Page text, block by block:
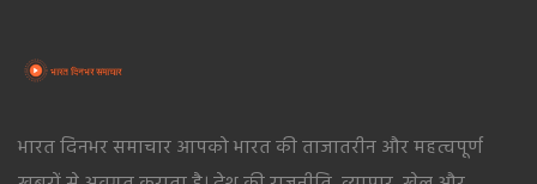
भारत दिनभर समाचार आपको भारत की ताजातरीन और महत्वपूर्ण